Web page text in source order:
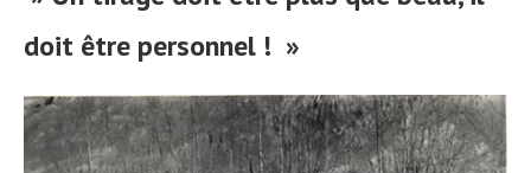
doit être personnel ! »